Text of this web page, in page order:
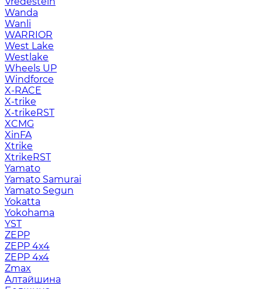
Wanda
Wanli
WARRIOR
West Lake
Westlake
Wheels UP
Windforce
X-RACE
X-trike
X-trikeRST
XCMG
XinFA
Xtrike
XtrikeRST
Yamato
Yamato Samurai
Yamato Segun
Yokatta
Yokohama
YST
ZEPP
ZEPP 4x4
ZEPP 4х4
Zmax
Алтайшина